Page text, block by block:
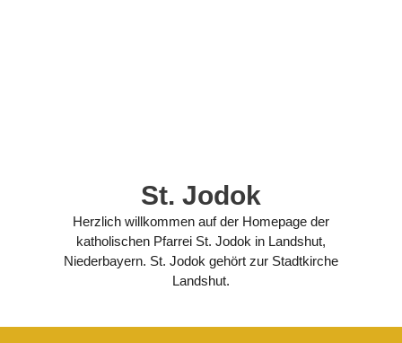
St. Jodok
Herzlich willkommen auf der Homepage der
katholischen Pfarrei St. Jodok in Landshut,
Niederbayern. St. Jodok gehört zur Stadtkirche
Landshut.